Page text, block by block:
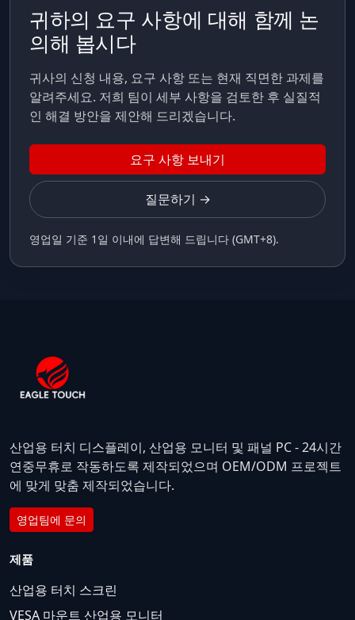
귀하의 요구 사항에 대해 함께 논
의해 봅시다
귀사의 신청 내용, 요구 사항 또는 현재 직면한 과제를
알려주세요. 저희 팀이 세부 사항을 검토한 후 실질적
인 해결 방안을 제안해 드리겠습니다.
요구 사항 보내기
질문하기 →
영업일 기준 1일 이내에 답변해 드립니다 (GMT+8).
산업용 터치 디스플레이, 산업용 모니터 및 패널 PC - 24시간
연중무휴로 작동하도록 제작되었으며 OEM/ODM 프로젝트
에 맞게 맞춤 제작되었습니다.
영업팀에 문의
제품
산업용 터치 스크린
VESA 마운트 산업용 모니터